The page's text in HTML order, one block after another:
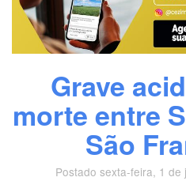
Grave
morte entre
São
Postado sexta-feira, 1 de